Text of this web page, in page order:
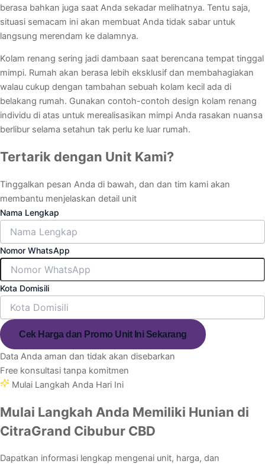
berasa bahkan juga saat Anda sekadar melihatnya. Tentu saja,
situasi semacam ini akan membuat Anda tidak sabar untuk
langsung merendam ke dalamnya.
Kolam renang sering jadi dambaan saat berencana tempat tinggal
mimpi. Rumah akan berasa lebih eksklusif dan membahagiakan
walau cukup dengan tambahan sebuah kolam kecil ada di
belakang rumah. Gunakan contoh-contoh design kolam renang
individu di atas untuk merealisasikan mimpi Anda rasakan nuansa
berlibur selama setahun tak perlu ke luar rumah.
Tertarik dengan Unit Kami?
Tinggalkan pesan Anda di bawah, dan dan tim kami akan
membantu menjelaskan detail unit
Nama Lengkap
Nomor WhatsApp
Kota Domisili
Cek Harga dan Promo Unit Ini Sekarang
Data Anda aman dan tidak akan disebarkan
Free konsultasi tanpa komitmen
Mulai Langkah Anda Hari Ini
Mulai Langkah Anda Memiliki Hunian di
CitraGrand Cibubur CBD
Dapatkan informasi lengkap mengenai unit, harga, dan